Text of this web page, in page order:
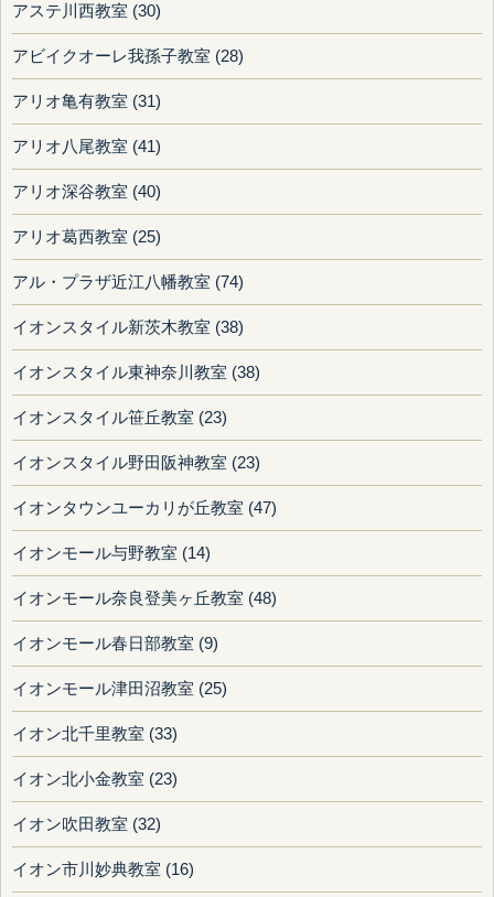
アステ川西教室 (30)
アビイクオーレ我孫子教室 (28)
アリオ亀有教室 (31)
アリオ八尾教室 (41)
アリオ深谷教室 (40)
アリオ葛西教室 (25)
アル・プラザ近江八幡教室 (74)
イオンスタイル新茨木教室 (38)
イオンスタイル東神奈川教室 (38)
イオンスタイル笹丘教室 (23)
イオンスタイル野田阪神教室 (23)
イオンタウンユーカリが丘教室 (47)
イオンモール与野教室 (14)
イオンモール奈良登美ヶ丘教室 (48)
イオンモール春日部教室 (9)
イオンモール津田沼教室 (25)
イオン北千里教室 (33)
イオン北小金教室 (23)
イオン吹田教室 (32)
イオン市川妙典教室 (16)